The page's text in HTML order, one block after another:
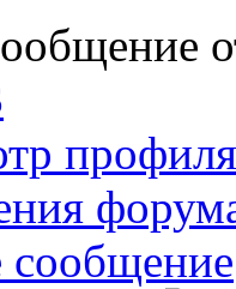
профиля